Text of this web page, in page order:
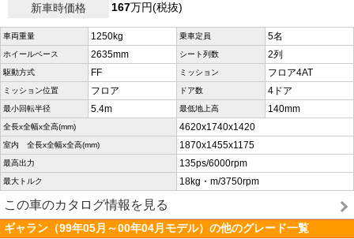
新車時価格
167万円(税抜)
車両重量 1250kg 乗車定員 5名
ホイールベース 2635mm シート列数 2列
駆動方式 FF ミッション フロア4AT
ミッション位置 フロア ドア数 4ドア
最小回転半径 5.4m 最低地上高 140mm
全長x全幅x全高(mm) 4620x1740x1420
室内 全長x全幅x全高(mm) 1870x1455x1175
最高出力 135ps/6000rpm
最大トルク 18kg・m/3750rpm
この車のカタログ情報を見る
ギャラン（99年05月～00年04月モデル）の他のグレード一覧